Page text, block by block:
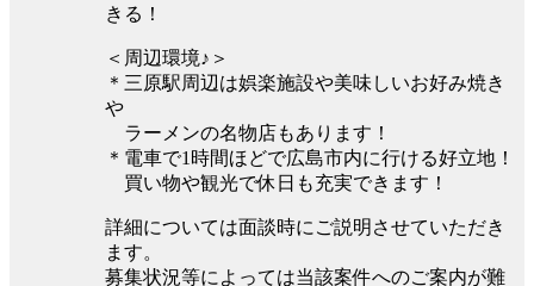
きる！
＜周辺環境♪＞
＊三原駅周辺は娯楽施設や美味しいお好み焼き
や
ラーメンの名物店もあります！
＊電車で1時間ほどで広島市内に行ける好立地！
買い物や観光で休日も充実できます！
詳細については面談時にご説明させていただき
ます。
募集状況等によっては当該案件へのご案内が難